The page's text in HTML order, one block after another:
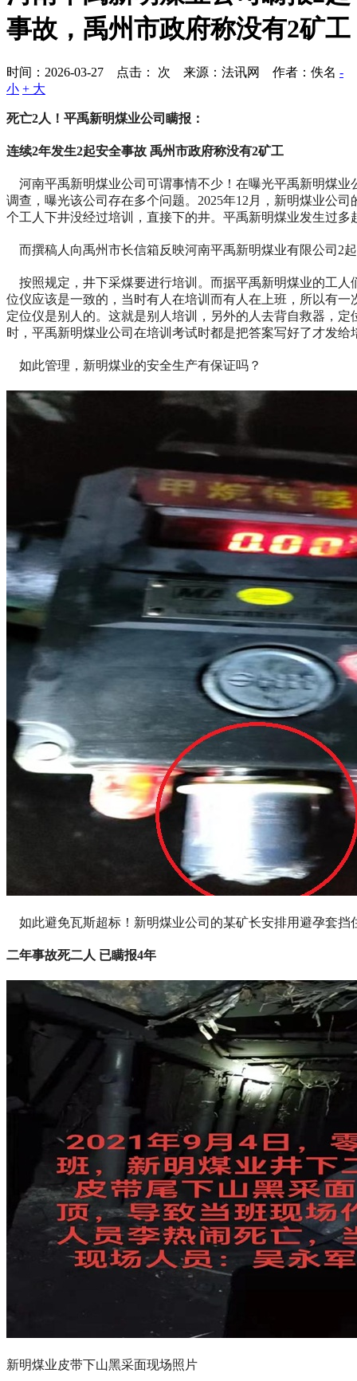
事故，禹州市政府称没有2矿工
时间：2026-03-27 点击： 次 来源：法讯网 作者：佚名 -
小 + 大
死亡2人！平禹新明煤业公司瞒报：
连续2年发生2起安全事故 禹州市政府称没有2矿工
河南平禹新明煤业公司可谓事情不少！在曝光平禹新明煤
调查，曝光该公司存在多个问题。2025年12月，新明煤业公
个工人下井没经过培训，直接下的井。平禹新明煤业发生过多
而撰稿人向禹州市长信箱反映河南平禹新明煤业有限公司2
按照规定，井下采煤要进行培训。而据平禹新明煤业的工
位仪应该是一致的，当时有人在培训而有人在上班，所以有
定位仪是别人的。这就是别人培训，另外的人去背自救器，
时，平禹新明煤业公司在培训考试时都是把答案写好了才发给
如此管理，新明煤业的安全生产有保证吗？
如此避免瓦斯超标！新明煤业公司的某矿长安排用避孕套挡
二年事故死二人 已瞒报4年
新明煤业皮带下山黑采面现场照片